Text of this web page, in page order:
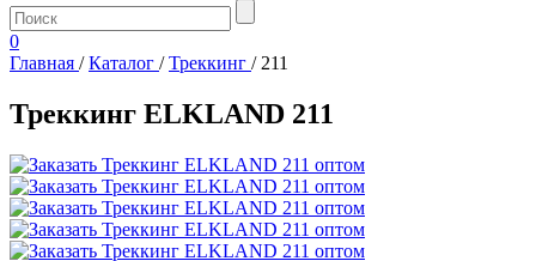
0
Главная / Каталог / Треккинг / 211
Треккинг ELKLAND 211